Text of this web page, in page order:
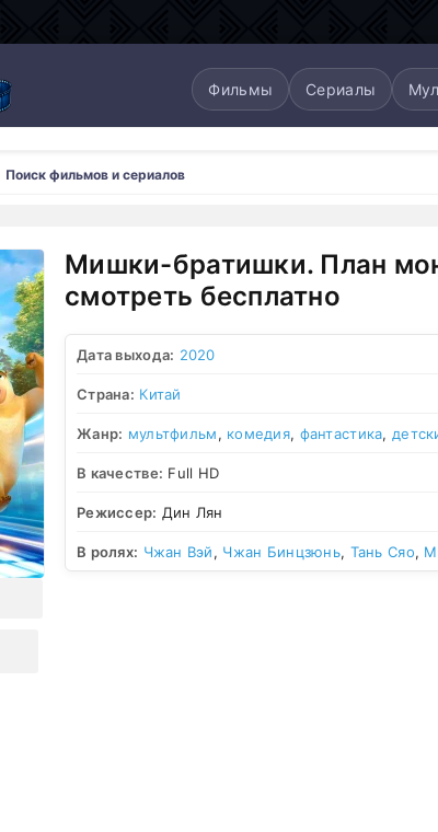
Фильмы Сериалы
Мишки-братишки. План
смотреть бесплатно
Дата выхода: 2020
Страна: Китай
Жанр: мультфильм, комедия, фантастика,
В качестве: Full HD
Режиссер: Дин Лян
В ролях: Чжан Вэй, Чжан Бинцзюнь, Тань Сяо,